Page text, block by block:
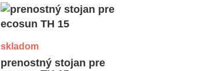
skladom
prenostný stojan pre